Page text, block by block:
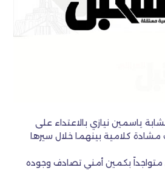
ياسمين نيازي بالاعتداء على
كلامية بينهما خلال سيرها
متواجداً بكمين أمني تصادف وجوده